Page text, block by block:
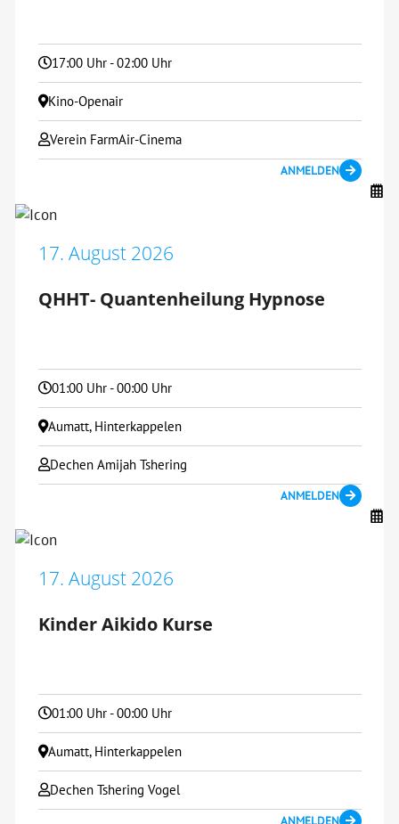
17:00 Uhr - 02:00 Uhr
Kino-Openair
Verein FarmAir-Cinema
ANMELDEN
17. August 2026
QHHT- Quantenheilung Hypnose
01:00 Uhr - 00:00 Uhr
Aumatt, Hinterkappelen
Dechen Amijah Tshering
ANMELDEN
17. August 2026
Kinder Aikido Kurse
01:00 Uhr - 00:00 Uhr
Aumatt, Hinterkappelen
Dechen Tshering Vogel
ANMELDEN